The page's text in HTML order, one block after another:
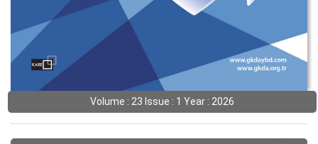
Volume : 23 Issue : 1 Year : 2026